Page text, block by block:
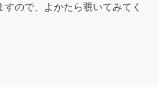
ので、よかたら覗いてみてく